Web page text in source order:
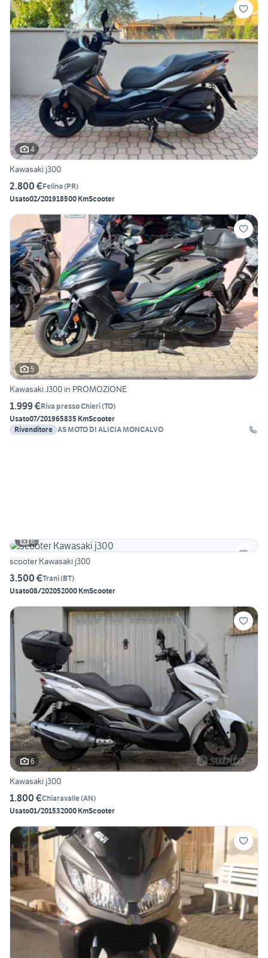
4
Kawasaki j300
2.800 €Felino(PR)
Usato02/201918500 KmScooter
5
Kawasaki J300 in PROMOZIONE
1.999 €Riva presso Chieri(TO)
Usato07/201965835 KmScooter
Rivenditore AS MOTO DI ALICIA MONCALVO
6
scooter Kawasaki j300
3.500 €Trani(BT)
Usato08/202052000 KmScooter
6
Kawasaki j300
1.800 €Chiaravalle(AN)
Usato01/201532000 KmScooter